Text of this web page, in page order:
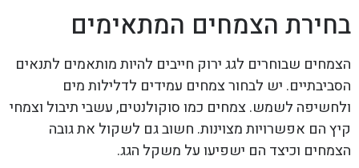
בחירת הצמחים המתאימים
הצמחים שבוחרים לגג ירוק חייבים להיות מותאמים לתנאים
הסביבתיים. יש לבחור צמחים עמידים לדלילות מים
ולחשיפה לשמש. צמחים כמו סוקולנטים, עשבי תיבול וצמחי
קיץ הם אפשרויות מצוינות. חשוב גם לשקול את גובה
הצמחים וכיצד הם ישפיעו על משקל הגג.